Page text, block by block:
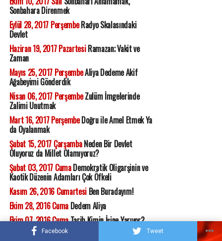
Facebook Tweet
Sonbahara Direnmek
Eylül 28, 2017 PerşembeRadyo Skalasındaki
Devlet
Haziran 19, 2017 PazartesiRamazan; Vakit ve
Zaman
Mayıs 25, 2017 PerşembeAliya Dedeme Akif
Ağabeyimi Gönderdik
Nisan 06, 2017 PerşembeZulüm İmgelerinde
Zalimi Unutmak
Mart 16, 2017 PerşembeDoğru ile Amel Etmek Ya
da Oyalanmak
Şubat 15, 2017 ÇarşambaNeden Bir Devlet
Oluyoruz da Millet Olamıyoruz?
Şubat 03, 2017 CumaDemokratik Oligarşinin ve
Kaotik Düzenin Adamları Çok Öfkeli
Kasım 26, 2016 CumartesiBen Buradayım!
Ekim 28, 2016 CumaDedem Aliya
Ekim 07, 2016 CumaTarih Kimin İşine Yarıyor?
Eylül 26, 2016 Pazartesi
Yırtamayanların Babası